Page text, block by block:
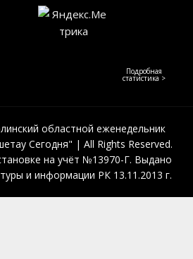
Подробная
статистика >
областной еженедельник
Сегодня" | All Rights Reserved.
на учёт №13970-Г. Выдано
и информации РК 13.11.2013 г.